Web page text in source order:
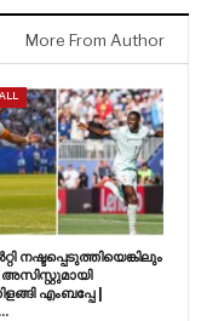
More From Author
നഷ്ടപ്പെടുത്തിയെങ്കിലും
എംബപ്പേ |